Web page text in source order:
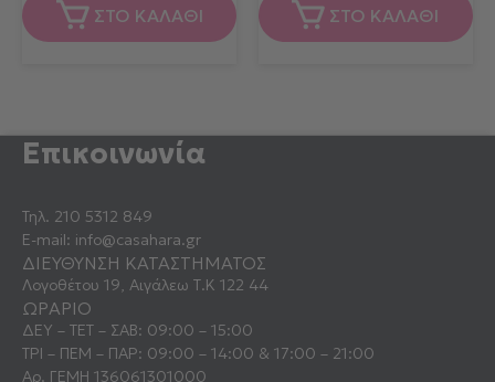
ΣΤΟ ΚΑΛΑΘΙ ΣΤΟ ΚΑΛΑΘΙ
Επικοινωνία
Τηλ. 210 5312 849
E-mail: info@casahara.gr
ΔΙΕΥΘΥΝΣΗ ΚΑΤΑΣΤΗΜΑΤΟΣ
Λογοθέτου 19, Αιγάλεω Τ.Κ 122 44
ΩΡΑΡΙΟ
ΔΕΥ – ΤΕΤ – ΣΑΒ: 09:00 – 15:00
ΤΡΙ – ΠΕΜ – ΠΑΡ: 09:00 – 14:00 & 17:00 – 21:00
Αρ. ΓΕΜΗ 136061301000